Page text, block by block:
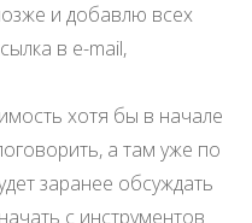
и добавлю всех
в e-mail,
хотя бы в начале
а там уже по
заранее обсуждать
с инструментов